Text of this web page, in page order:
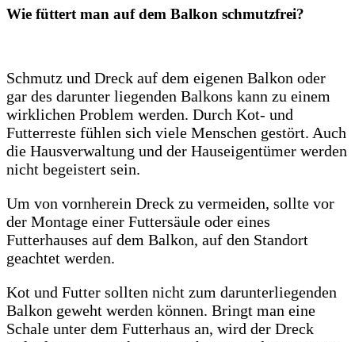
Wie füttert man auf dem Balkon schmutzfrei?
Schmutz und Dreck auf dem eigenen Balkon oder
gar des darunter liegenden Balkons kann zu einem
wirklichen Problem werden. Durch Kot- und
Futterreste fühlen sich viele Menschen gestört. Auch
die Hausverwaltung und der Hauseigentümer werden
nicht begeistert sein.
Um von vornherein Dreck zu vermeiden, sollte vor
der Montage einer Futtersäule oder eines
Futterhauses auf dem Balkon, auf den Standort
geachtet werden.
Kot und Futter sollten nicht zum darunterliegenden
Balkon geweht werden können. Bringt man eine
Schale unter dem Futterhaus an, wird der Dreck